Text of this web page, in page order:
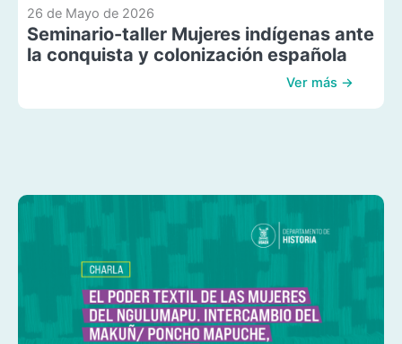
26 de Mayo de 2026
Seminario-taller Mujeres indígenas ante
la conquista y colonización española
Ver más →